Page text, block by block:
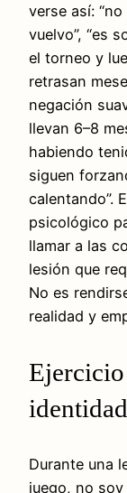
verse así:
vuelvo”, “es
el torneo y
retrasan
negación
llevan 6–8
habiendo
siguen
calentando”.
psicológico
llamar a las
lesión que
No es
realidad y
Durante una
juego, no soy